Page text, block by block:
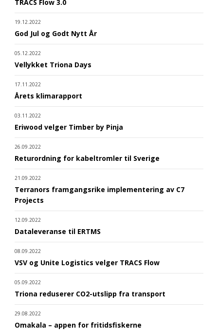
TRACS Flow 3.0
19.12.2022
God Jul og Godt Nytt År
05.12.2022
Vellykket Triona Days
17.11.2022
Årets klimarapport
03.11.2022
Eriwood velger Timber by Pinja
26.09.2022
Returordning for kabeltromler til Sverige
21.09.2022
Terranors framgangsrike implementering av C7
Projects
12.09.2022
Dataleveranse til ERTMS
08.09.2022
VSV og Unite Logistics velger TRACS Flow
05.09.2022
Triona reduserer CO2-utslipp fra transport
29.08.2022
Omakala – appen for fritidsfiskerne